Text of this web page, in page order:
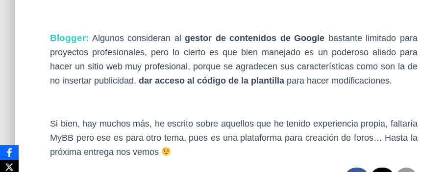
Blogger: Algunos consideran algestor de contenidos de Google bastante limitado para
proyectos profesionales, pero lo cierto es que bien manejado es un poderoso aliado para
hacer un sitio web muy profesional, porque se agradecen sus características como son la de
no insertar publicidad, dar acceso al código de la plantilla para hacer modificaciones.
Si bien, hay muchos más, he escrito sobre aquellos que he tenido experiencia propia, faltaría
MyBB pero ese es para otro tema, pues es una plataforma para creación de foros… Hasta la
próxima entrega nos vemos